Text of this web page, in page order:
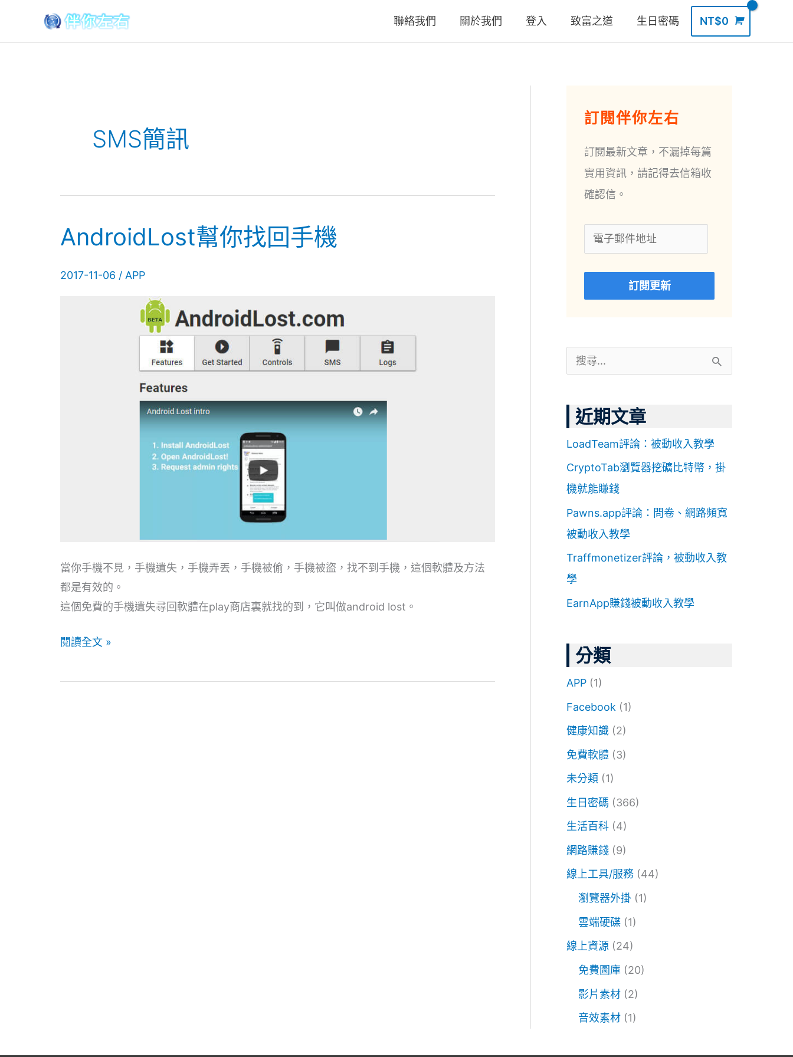
聯絡我們 關於我們 登入 致富之道 生日密碼 NT$0
SMS簡訊
AndroidLost幫你找回手機
2017-11-06 / APP
當你手機不見，手機遺失，手機弄丟，手機被偷，手機被盜，找不到手機，這個軟體及方法
都是有效的。
這個免費的手機遺失尋回軟體在play商店裏就找的到，它叫做android lost。
AndroidLost
你
閱讀全文 »
訂閱伴你左右
訂閱最新文章，不漏掉每篇
實用資訊，請記得去信箱收
確認信。
子
件
地
址
訂閱更新
關
鍵
字
:
近期文章
LoadTeam評論：被動收入教學
CryptoTab瀏覽器挖礦比特幣，掛
機就能賺錢
Pawns.app評論：問卷、網路頻寬
被動收入教學
Traffmonetizer評論，被動收入教
學
EarnApp賺錢被動收入教學
分類
APP (1)
Facebook (1)
健康知識 (2)
免費軟體 (3)
未分類 (1)
生日密碼 (366)
生活百科 (4)
網路賺錢 (9)
線上工具/服務 (44)
瀏覽器外掛 (1)
雲端硬碟 (1)
線上資源 (24)
免費圖庫 (20)
影片素材 (2)
音效素材 (1)